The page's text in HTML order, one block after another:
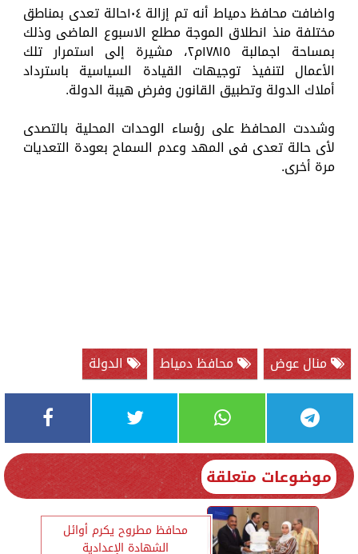
واضافت محافظ دمياط أنه تم إزالة ١٠٤حالة تعدى بمناطق
مختلفة منذ انطلاق الموجة مطلع الاسبوع الماضى وذلك
بمساحة اجمالبة ١٧٨١٥م٢، مشيرة إلى استمرار تلك
الأعمال لتنفيذ توجيهات القيادة السياسية باسترداد
أملاك الدولة وتطبيق القانون وفرض هيبة الدولة.
وشددت المحافظ على رؤساء الوحدات المحلية بالتصدى
لأى حالة تعدى فى المهد وعدم السماح بعودة التعديات
مرة أخرى.
منال عوض محافظ دمياط الدولة
موضوعات متعلقة
محافظ مطروح يكرم أوائل
الشهادة الإعدادية